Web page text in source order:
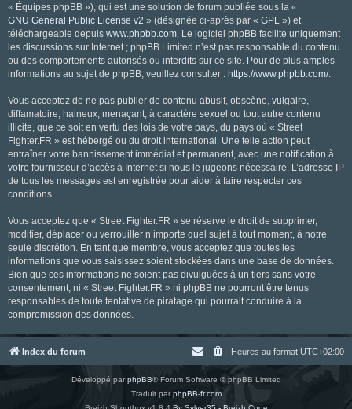
« Équipes phpBB »), qui est une solution de forum publiée sous la «
GNU General Public License v2 » (désignée ci-après par « GPL ») et
téléchargeable depuis www.phpbb.com. Le logiciel phpBB facilite uniquement
les discussions sur Internet ; phpBB Limited n’est pas responsable du contenu
ou des comportements autorisés ou interdits sur ce site. Pour de plus amples
informations au sujet de phpBB, veuillez consulter : https://www.phpbb.com/.
Vous acceptez de ne pas publier de contenu abusif, obscène, vulgaire,
diffamatoire, haineux, menaçant, à caractère sexuel ou tout autre contenu
illicite, que ce soit en vertu des lois de votre pays, du pays où « Street
Fighter.FR » est hébergé ou du droit international. Une telle action peut
entraîner votre bannissement immédiat et permanent, avec une notification à
votre fournisseur d’accès à Internet si nous le jugeons nécessaire. L’adresse IP
de tous les messages est enregistrée pour aider à faire respecter ces
conditions.
Vous acceptez que « Street Fighter.FR » se réserve le droit de supprimer,
modifier, déplacer ou verrouiller n’importe quel sujet à tout moment, à notre
seule discrétion. En tant que membre, vous acceptez que toutes les
informations que vous saisissez soient stockées dans une base de données.
Bien que ces informations ne soient pas divulguées à un tiers sans votre
consentement, ni « Street Fighter.FR » ni phpBB ne pourront être tenus
responsables de toute tentative de piratage qui pourrait conduire à la
compromission des données.
Index du forum Heures au format UTC+02:00
Développé parphpBB® Forum Software © phpBB Limited
Traduit parphpBB-fr.com